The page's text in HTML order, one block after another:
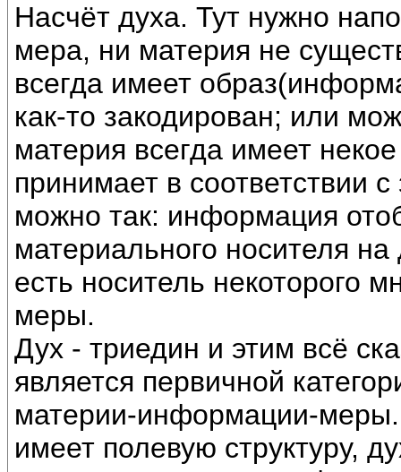
Насчёт духа. Тут нужно
мера, ни материя не
всегда имеет
как-то закодирован; или
материя всегда имеет
принимает в соответствии
можно так: информация
материального носителя
есть носитель некоторого
меры.
Дух - триедин и этим всё
является первичной
материи-информации-
имеет полевую структуру,